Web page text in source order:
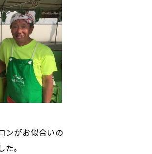
ンがお似合いの
た｡